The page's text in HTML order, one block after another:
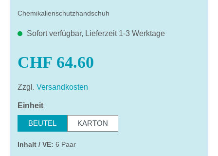
Chemikalienschutzhandschuh
Sofort verfügbar, Lieferzeit 1-3 Werktage
CHF 64.60
Zzgl. Versandkosten
Einheitauswählen
BEUTEL KARTON
Inhalt / VE: 6 Paar